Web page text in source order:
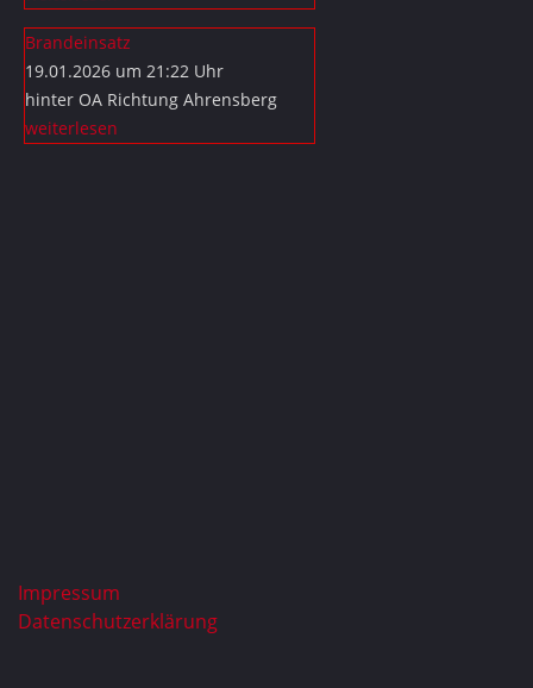
Brandeinsatz
19.01.2026 um 21:22 Uhr
hinter OA Richtung Ahrensberg
weiterlesen
Impressum
Datenschutzerklärung